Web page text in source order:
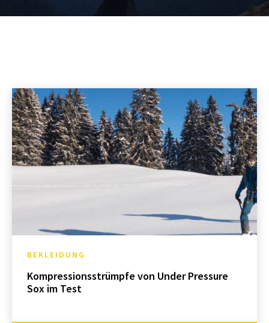
BEKLEIDUNG
Kompressionsstrümpfe von Under Pressure
Sox im Test